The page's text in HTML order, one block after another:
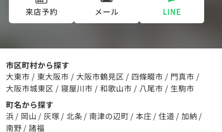
市区町村から探す
大東市 / 東大阪市 / 大阪市鶴見区 / 四條畷市 / 門真市 /
大阪市城東区 / 寝屋川市 / 和歌山市 / 八尾市 / 生駒市
町名から探す
浜 / 岡山 / 灰塚 / 北条 / 南津の辺町 / 本庄 / 住道 / 加納 /
南野 / 諸福